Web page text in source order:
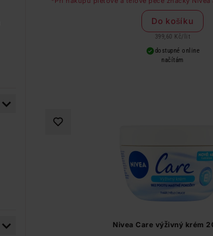
249 Kč dostanete odličovač očí
Do košíku
399,60 Kč/ lit
dostupné online
načítám
Nivea Care výživný krém